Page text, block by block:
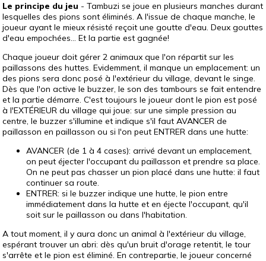
Le principe du jeu - Tambuzi se joue en plusieurs manches durant
lesquelles des pions sont éliminés. A l'issue de chaque manche, le
joueur ayant le mieux résisté reçoit une goutte d'eau. Deux gouttes
d'eau empochées... Et la partie est gagnée!
Chaque joueur doit gérer 2 animaux que l'on répartit sur les
paillassons des huttes. Evidemment, il manque un emplacement: un
des pions sera donc posé à l'extérieur du village, devant le singe.
Dès que l'on active le buzzer, le son des tambours se fait entendre
et la partie démarre. C'est toujours le joueur dont le pion est posé
à l'EXTÉRIEUR du village qui joue: sur une simple pression au
centre, le buzzer s'illumine et indique s'il faut AVANCER de
paillasson en paillasson ou si l'on peut ENTRER dans une hutte:
AVANCER (de 1 à 4 cases): arrivé devant un emplacement,
on peut éjecter l'occupant du paillasson et prendre sa place.
On ne peut pas chasser un pion placé dans une hutte: il faut
continuer sa route.
ENTRER: si le buzzer indique une hutte, le pion entre
immédiatement dans la hutte et en éjecte l'occupant, qu'il
soit sur le paillasson ou dans l'habitation.
A tout moment, il y aura donc un animal à l'extérieur du village,
espérant trouver un abri: dès qu'un bruit d'orage retentit, le tour
s'arrête et le pion est éliminé. En contrepartie, le joueur concerné